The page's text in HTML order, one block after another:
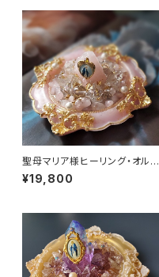
聖母マリア様ヒーリング・オルゴ
ナイト～マリアピンクの光～
¥19,800